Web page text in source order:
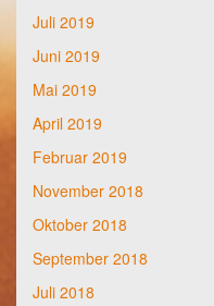
Juli 2019
Juni 2019
Mai 2019
April 2019
Februar 2019
November 2018
Oktober 2018
September 2018
Juli 2018